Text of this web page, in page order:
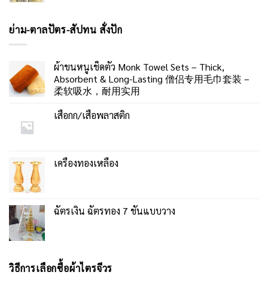
ย่าม-ตาลปัตร-สัปทน สั่งปัก
ผ้าขนหนูเช็ดตัว Monk Towel Sets – Thick,
Absorbent & Long-Lasting 僧侣专用毛巾套装 –
柔软吸水，耐用实用
เสื่อกก/เสื่อพลาสติก
เครื่องทองเหลือง
ฉัตรเงิน ฉัตรทอง 7 ชั้นแบบวาง
วิธีการเลือกซื้อผ้าไตรจีวร